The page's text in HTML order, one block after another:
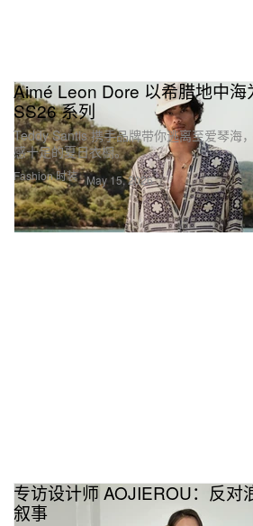
Fashion 时装
Aimé Leon Dore 以希腊地中海
SS26 系列
Teddy Santis 携手品牌带你逃离至爱琴海
感十足的夏日衣橱。
May 15, 2026
专访设计师 AOJIEROU：反对
叙事